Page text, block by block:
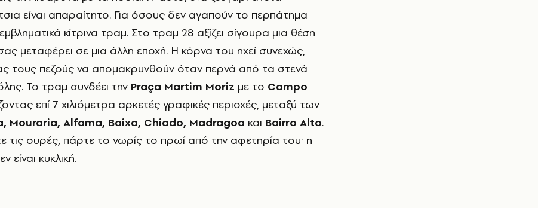
είναι απαραίτητο. Για όσους δεν αγαπούν το περπάτημα
κίτρινα τραμ. Στο τραμ 28 αξίζει σίγουρα μια θέση
μεταφέρει σε μια άλλη εποχή. Η κόρνα του ηχεί συνεχώς,
τους πεζούς να απομακρυνθούν όταν περνά από τα στενά
Το τραμ συνδέει την Praça Martim Moriz με το Campo
επί 7 χιλιόμετρα αρκετές γραφικές περιοχές, μεταξύ των
Mouraria, Alfama, Baixa, Chiado, Madragoa και Bairro Alto.
τις ουρές, πάρτε το νωρίς το πρωί από την αφετηρία του· η
είναι κυκλική.